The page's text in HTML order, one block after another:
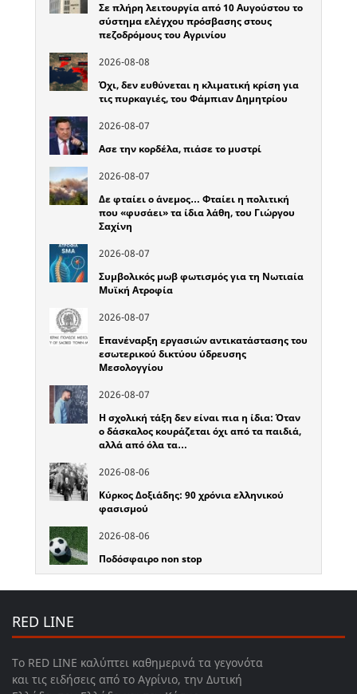
Σε πλήρη λειτουργία από 10 Αυγούστου το
σύστημα ελέγχου πρόσβασης στους
πεζοδρόμους του Αγρινίου
2026-08-08
Όχι, δεν ευθύνεται η κλιματική κρίση για
τις πυρκαγιές, του Φάμπιαν Δημητρίου
2026-08-07
Ασε την κορδέλα, πιάσε το μυστρί
2026-08-07
Δε φταίει ο άνεμος… Φταίει η πολιτική
που «φυσάει» τα ίδια λάθη, του Γιώργου
Σαχίνη
2026-08-07
Συμβολικός μωβ φωτισμός για τη Νωτιαία
Μυϊκή Ατροφία
2026-08-07
Επανέναρξη εργασιών αντικατάστασης του
εσωτερικού δικτύου ύδρευσης
Μεσολογγίου
2026-08-07
Η σχολική τάξη δεν είναι πια η ίδια: Όταν
ο δάσκαλος κουράζεται όχι από τα παιδιά,
αλλά από όλα τα…
2026-08-06
Κύρκος Δοξιάδης: 90 χρόνια ελληνικού
φασισμού
2026-08-06
Ποδόσφαιρο non stop
RED LINE
Το RED LINE καλύπτει καθημερινά τα γεγονότα
και τις ειδήσεις από το Αγρίνιο, την Δυτική